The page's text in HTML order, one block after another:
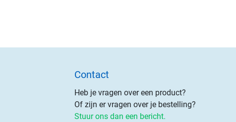
Contact
Heb je vragen over een product?
Of zijn er vragen over je bestelling?
Stuur ons dan een bericht.